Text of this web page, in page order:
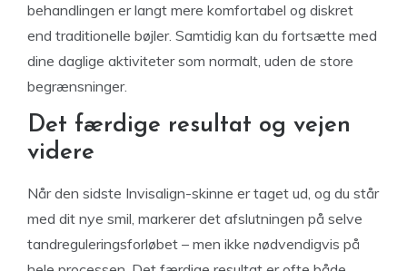
behandlingen er langt mere komfortabel og diskret
end traditionelle bøjler. Samtidig kan du fortsætte med
dine daglige aktiviteter som normalt, uden de store
begrænsninger.
Det færdige resultat og vejen
videre
Når den sidste Invisalign-skinne er taget ud, og du står
med dit nye smil, markerer det afslutningen på selve
tandreguleringsforløbet – men ikke nødvendigvis på